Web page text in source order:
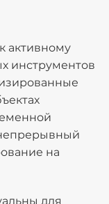
активному
инструментов
на
для